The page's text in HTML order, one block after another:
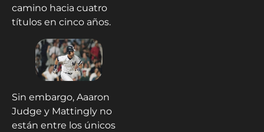
camino hacia cuatro
títulos en cinco años.
Sin embargo, Aaaron
Judge y Mattingly no
están entre los únicos